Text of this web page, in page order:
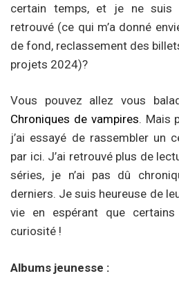
certain temps, et je ne suis
retrouvé (ce qui m’a donné
de fond, reclassement des
projets 2024)?
Vous pouvez allez vous
Chroniques de vampires. Mais
j’ai essayé de rassembler un
par ici. J’ai retrouvé plus de
séries, je n’ai pas dû
derniers. Je suis heureuse de
vie en espérant que
curiosité !
Albums jeunesse :